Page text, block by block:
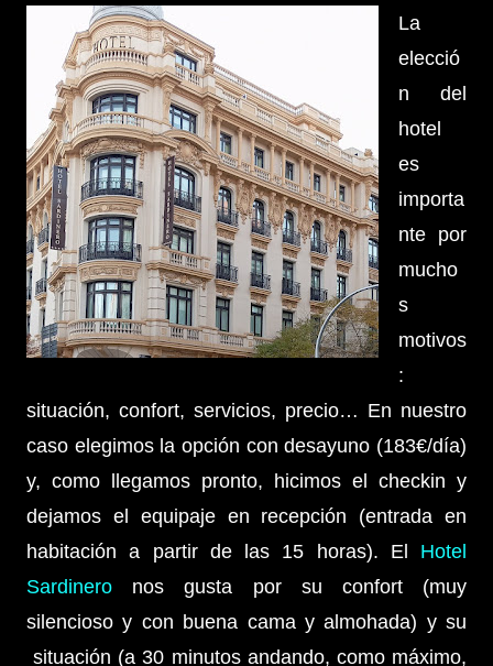
La
elecció
n del
hotel
es
importa
nte por
mucho
s
motivos
:
situación, confort, servicios, precio… En nuestro
caso elegimos la opción con desayuno (183€/día)
y, como llegamos pronto, hicimos el checkin y
dejamos el equipaje en recepción (entrada en
habitación a partir de las 15 horas). El Hotel
Sardinero nos gusta por su confort (muy
silencioso y con buena cama y almohada) y su
situación (a 30 minutos andando, como máximo,